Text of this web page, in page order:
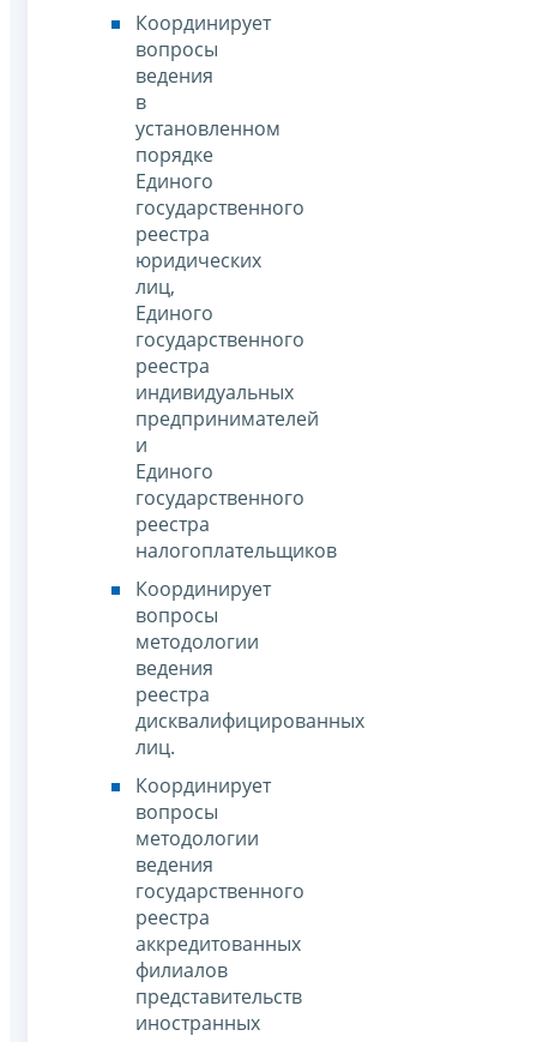
Координирует
вопросы
ведения
в
установленном
порядке
Единого
государственного
реестра
юридических
лиц,
Единого
государственного
реестра
индивидуальных
предпринимателей
и
Единого
государственного
реестра
налогоплательщиков
Координирует
вопросы
методологии
ведения
реестра
дисквалифицированных
лиц.
Координирует
вопросы
методологии
ведения
государственного
реестра
аккредитованных
филиалов
представительств
иностранных